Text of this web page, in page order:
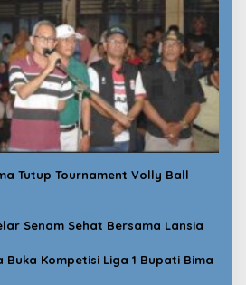
Tutup Tournament Volly Ball
Senam Sehat Bersama Lansia
Buka Kompetisi Liga 1 Bupati Bima